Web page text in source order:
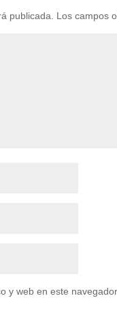
publicada. Los campos
y web en este